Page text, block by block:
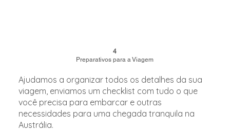
Ajudamos a organizar todos os detalhes da sua
viagem, enviamos um checklist com tudo o que
você precisa para embarcar e outras
necessidades para uma chegada tranquila na
Austrália.
4
Preparativos para a Viagem